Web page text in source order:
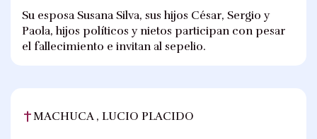
Su esposa Susana Silva, sus hijos César, Sergio y
Paola, hijos políticos y nietos participan con pesar
el fallecimiento e invitan al sepelio.
MACHUCA , LUCIO PLACIDO